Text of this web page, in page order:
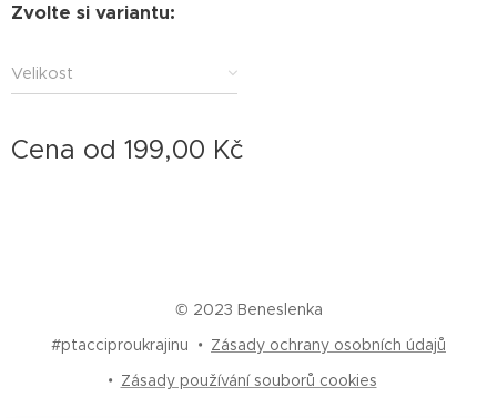
Zvolte si variantu:
Velikost
Cena od 199,00 Kč
© 2023 Beneslenka
#ptacciproukrajinu
Zásady ochrany osobních údajů
Zásady používání souborů cookies